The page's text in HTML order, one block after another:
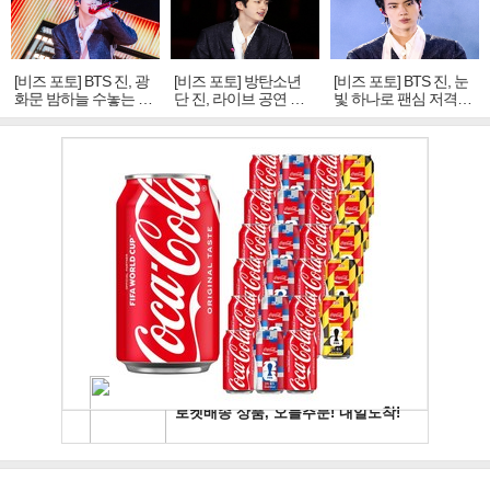
[비즈 포토] BTS 진, 광
화문 밤하늘 수놓는 '비
주얼 킹'의 열창
[비즈 포토] 방탄소년
단 진, 라이브 공연 중
빛나는 독보적 아우라
[비즈 포토] BTS 진, 눈
빛 하나로 팬심 저격…
독보적 카리스마